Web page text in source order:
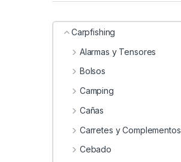
Carpfishing
Alarmas y Tensores
Bolsos
Camping
Cañas
Carretes y Complementos
Cebado